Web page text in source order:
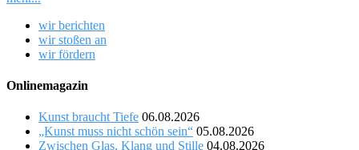
wir berichten
wir stoßen an
wir fördern
Onlinemagazin
Kunst braucht Tiefe 06.08.2026
„Kunst muss nicht schön sein“ 05.08.2026
Zwischen Glas, Klang und Stille 04.08.2026